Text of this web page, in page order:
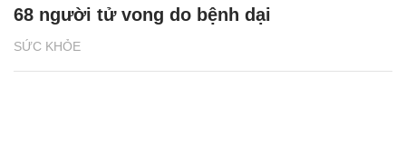
SỨC KHỎE
68 người tử vong do bệnh dại